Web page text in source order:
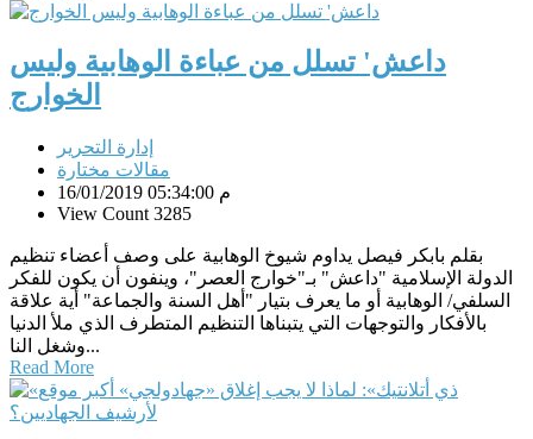
داعش' تسلل من عباءة الوهابية وليس
الخوارج
إدارة التحرير
مقالات مختارة
16/01/2019 05:34:00 م
View Count 3285
بقلم بابكر فيصل يداوم شيوخ الوهابية على وصف أعضاء تنظيم
الدولة الإسلامية "داعش" بـ"خوارج العصر"، وينفون أن يكون للفكر
السلفي/ الوهابية أو ما يعرف بتيار "أهل السنة والجماعة" أية علاقة
بالأفكار والتوجهات التي يتبناها التنظيم المتطرف الذي ملأ الدنيا
وشغل النا...
Read More